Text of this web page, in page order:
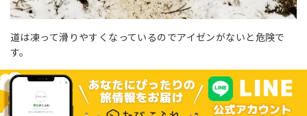
道は凍って滑りやすくなっているのでアイゼンがないと危険で
す。